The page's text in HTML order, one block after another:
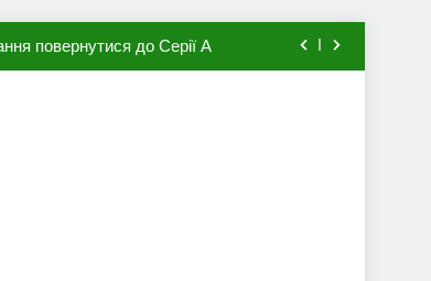
повернутися до Серії А